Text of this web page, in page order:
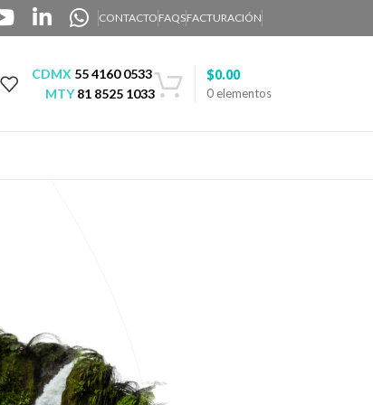
CONTACTO FAQSFACTURACIÓN
CDMX 55 4160 0533
MTY 81 8525 1033 0 elementos
$0.00